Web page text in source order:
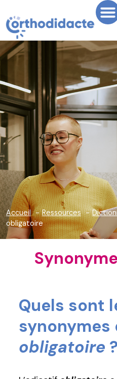
Accueil Ressources
obligatoire
Synonyme
Quels sont
synonymes
obligatoire ?